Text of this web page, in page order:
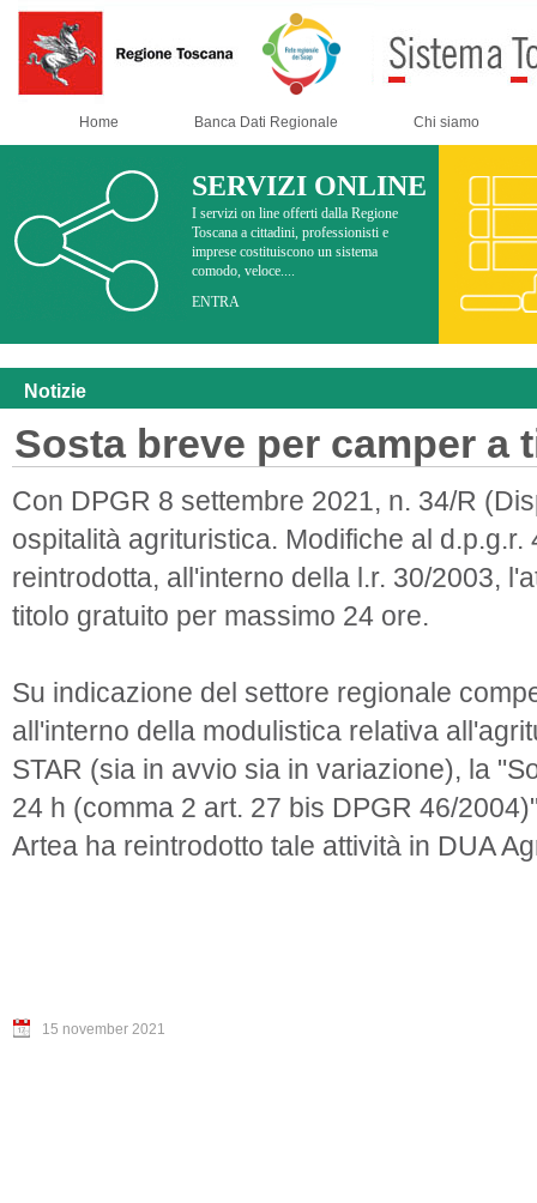
Home Banca Dati Regionale Chi siamo
SERVIZI ONLINE
I servizi on line offerti dalla Regione
Toscana a cittadini, professionisti e
imprese costituiscono un sistema
comodo, veloce....
ENTRA
Notizie
Sosta breve per camper a
Con DPGR 8 settembre 2021, n. 34/R
ospitalità agrituristica. Modifiche al
reintrodotta, all'interno della l.r. 30/2003,
titolo gratuito per massimo 24 ore.
Su indicazione del settore regionale
all'interno della modulistica relativa
STAR (sia in avvio sia in variazione), la
24 h (comma 2 art. 27 bis DPGR 46/
Artea ha reintrodotto tale attività in DUA
15 november 2021